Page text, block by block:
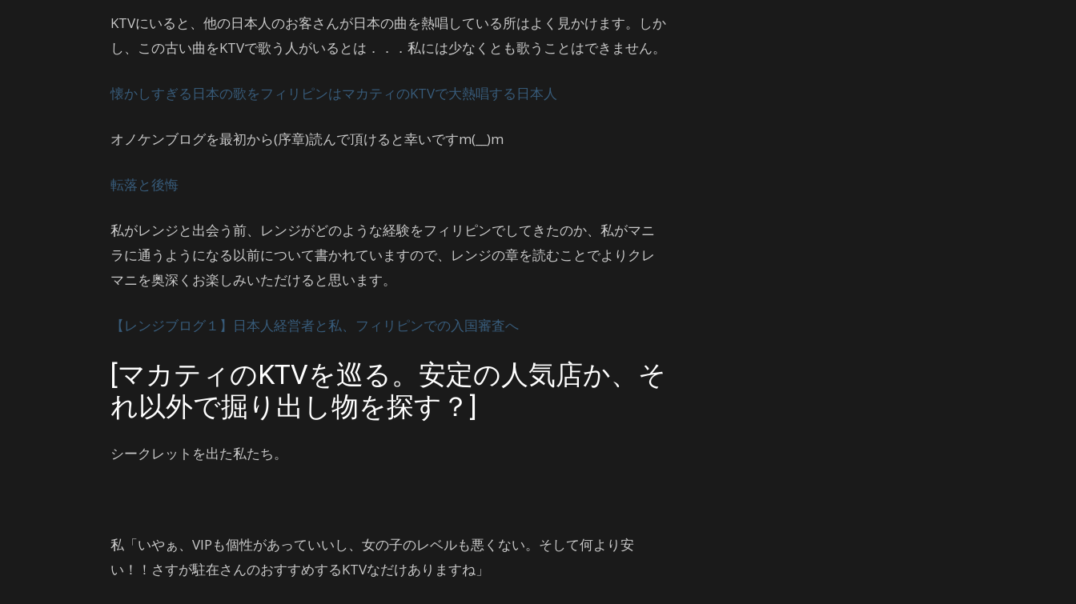
KTVにいると、他の日本人のお客さんが日本の曲を熱唱している所はよく見かけます。しか
し、この古い曲をKTVで歌う人がいるとは．．．私には少なくとも歌うことはできません。
懐かしすぎる日本の歌をフィリピンはマカティのKTVで大熱唱する日本人
オノケンブログを最初から(序章)読んで頂けると幸いですm(__)m
転落と後悔
私がレンジと出会う前、レンジがどのような経験をフィリピンでしてきたのか、私がマニ
ラに通うようになる以前について書かれていますので、レンジの章を読むことでよりクレ
マニを奥深くお楽しみいただけると思います。
【レンジブログ１】日本人経営者と私、フィリピンでの入国審査へ
[マカティのKTVを巡る。安定の人気店か、そ
れ以外で掘り出し物を探す？]
シークレットを出た私たち。
私「いやぁ、VIPも個性があっていいし、女の子のレベルも悪くない。そして何より安
い！！さすが駐在さんのおすすめするKTVなだけありますね」